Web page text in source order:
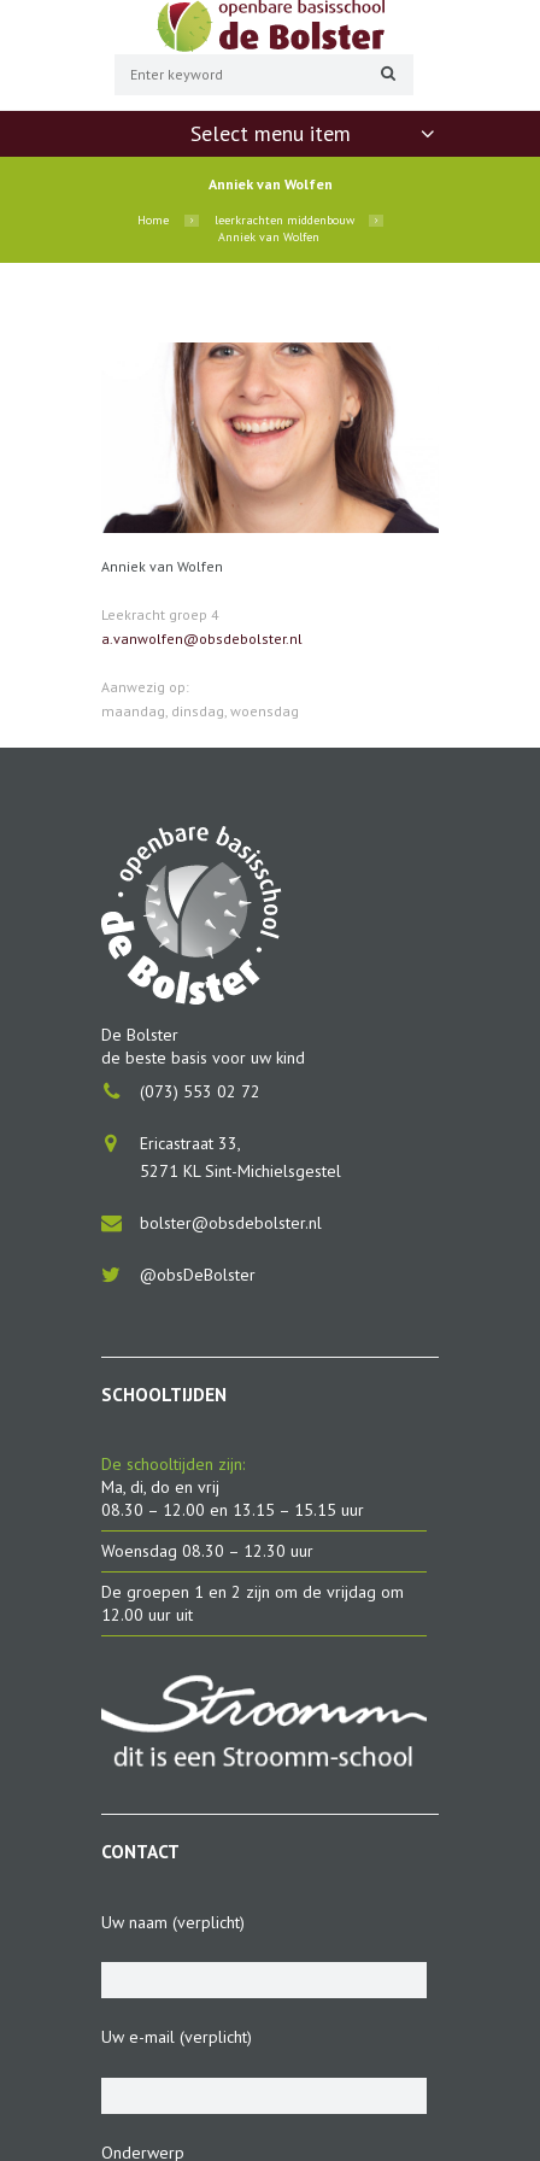
Select menu item
Anniek van Wolfen
Home
leerkrachten middenbouw
Anniek van Wolfen
Anniek van Wolfen
Leekracht groep 4
a.vanwolfen@obsdebolster.nl
Aanwezig op:
maandag, dinsdag, woensdag
De Bolster
de beste basis voor uw kind
(073) 553 02 72
Ericastraat 33,
5271 KL Sint-Michielsgestel
bolster@obsdebolster.nl
@obsDeBolster
SCHOOLTIJDEN
De schooltijden zijn:
Ma, di, do en vrij
08.30 – 12.00 en 13.15 – 15.15 uur
Woensdag 08.30 – 12.30 uur
De groepen 1 en 2 zijn om de vrijdag om
12.00 uur uit
CONTACT
Uw naam (verplicht)
Uw e-mail (verplicht)
Onderwerp